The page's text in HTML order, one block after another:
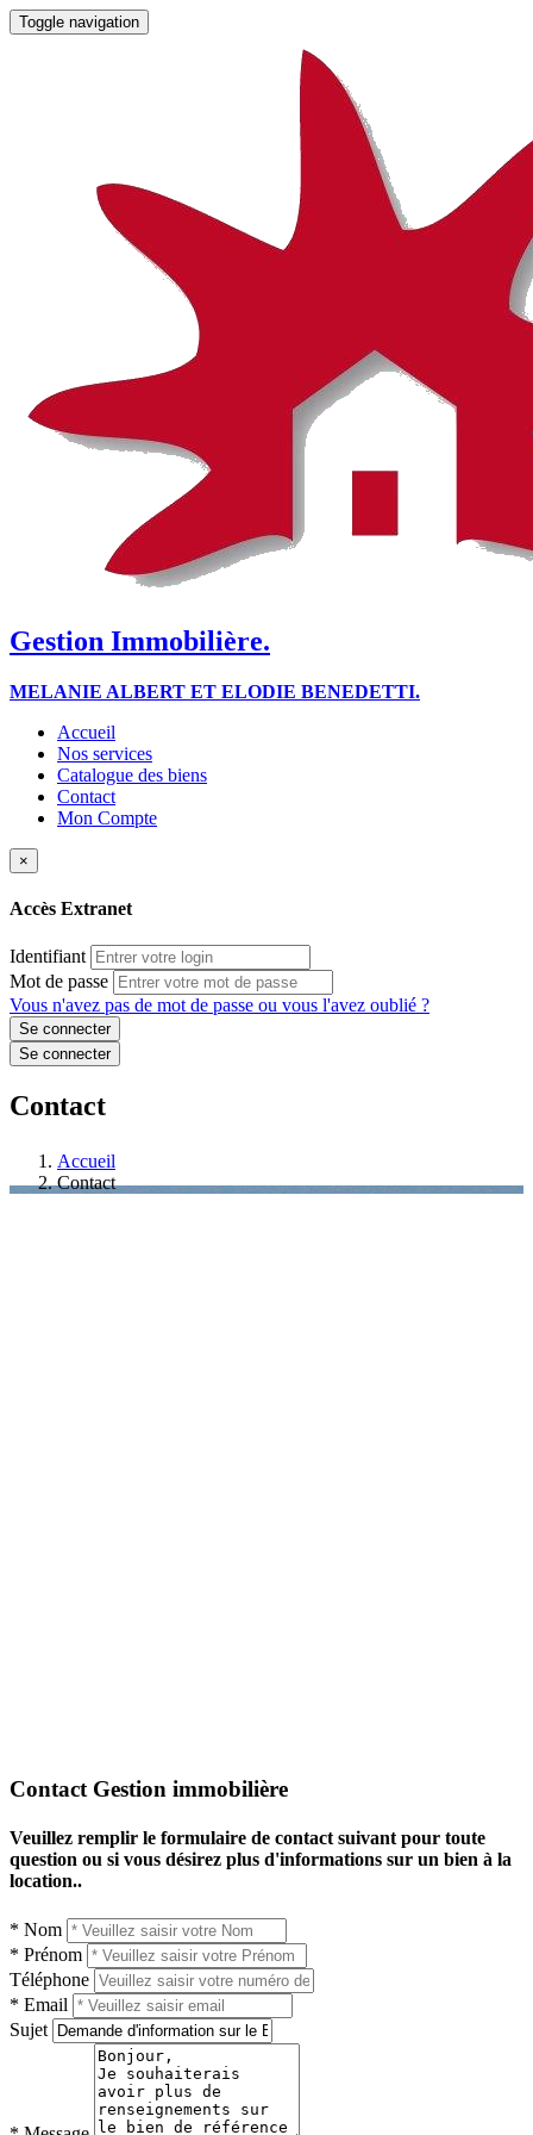
Toggle navigation
Gestion Immobilière.
MELANIE ALBERT ET ELODIE BENEDETTI.
Accueil
Nos services
Catalogue des biens
Contact
Mon Compte
×
Accès Extranet
Identifiant
Mot de passe
Vous n'avez pas de mot de passe ou vous l'avez oublié ?
Contact
Accueil
Contact
Contact Gestion immobilière
Veuillez remplir le formulaire de contact suivant pour toute
question ou si vous désirez plus d'informations sur un bien à la
location..
* Nom
* Prénom
Téléphone
* Email
Sujet